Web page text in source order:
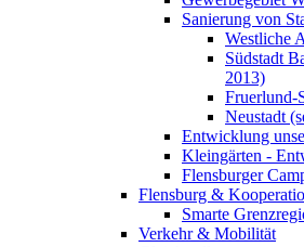
Sanierung von
Westliche
Südstadt
2013)
Fruerlund-
Neustadt
Entwicklung
Kleingärten -
Flensburger
Flensburg &
Smarte
Verkehr & Mobilität